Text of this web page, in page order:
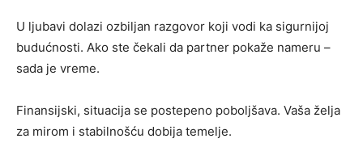
U ljubavi dolazi ozbiljan razgovor koji vodi ka sigurnijoj
budućnosti. Ako ste čekali da partner pokaže nameru –
sada je vreme.
Finansijski, situacija se postepeno poboljšava. Vaša želja
za mirom i stabilnošću dobija temelje.